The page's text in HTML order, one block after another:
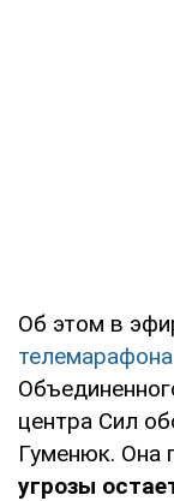
Об этом в
телемарафона
центра Сил
Гуменюк. Она
угрозы